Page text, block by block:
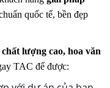
quốc tế, bền đẹp
lượng cao, hoa văn
TAC để được: